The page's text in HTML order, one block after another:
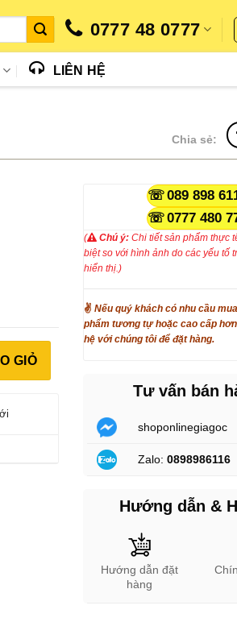
0777 48 0777
LIÊN HỆ
Chia sẻ:
GIỎ
089 898
0777 480
( Chú ý: Chi tiết sản phẩm thực
biệt so với hình ảnh do các yếu tố
hiển thị.)
✌Nếu quý khách có nhu cầu
phẩm tương tự hoặc cao cấp
hệ với chúng tôi để đặt hàng.
Tư vấn bán
shoponlinegiagoc
Zalo: 0898986116
Hướng dẫn &
Hướng dẫn đặt
hàng